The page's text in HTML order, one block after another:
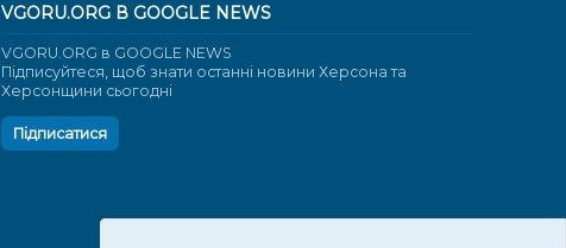
VGORU.ORG В GOOGLE NEWS
VGORU.ORG в GOOGLE NEWS
Підписуйтеся, щоб знати останні новини Херсона та
Херсонщини сьогодні
Підписатися